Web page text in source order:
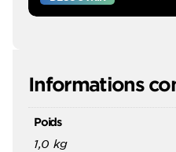
Informations
Poids
1,0 kg